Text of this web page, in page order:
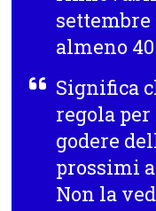
almeno
Significa
regola
godere
prossimi
Non la